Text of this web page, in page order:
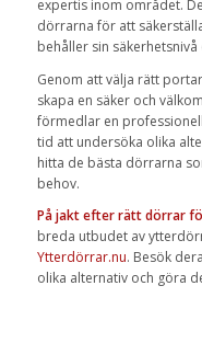
expertis inom området.
dörrarna för att
behåller sin
Genom att välja rätt
skapa en säker och
förmedlar en
tid att undersöka olika
hitta de bästa dörrarna
behov.
På jakt efter rätt dörrar
breda utbudet av
Ytterdörrar.nu. Besök
olika alternativ och göra